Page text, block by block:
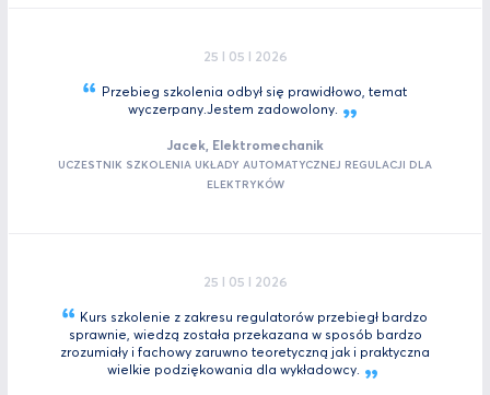
25 I 05 I 2026
Przebieg szkolenia odbył się prawidłowo, temat
wyczerpany.Jestem zadowolony.
Jacek, Elektromechanik
UCZESTNIK SZKOLENIA UKŁADY AUTOMATYCZNEJ REGULACJI DLA
ELEKTRYKÓW
25 I 05 I 2026
Kurs szkolenie z zakresu regulatorów przebiegł bardzo
sprawnie, wiedzą została przekazana w sposób bardzo
zrozumiały i fachowy zaruwno teoretyczną jak i praktyczna
wielkie podziękowania dla wykładowcy.